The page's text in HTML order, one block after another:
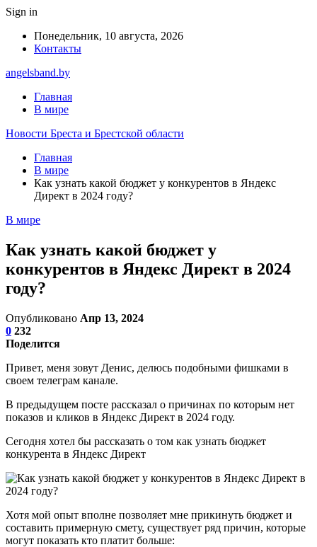
Sign in
Понедельник, 10 августа, 2026
Контакты
angelsband.by
Главная
В мире
Новости Бреста и Брестской области
Главная
В мире
Как узнать какой бюджет у конкурентов в Яндекс
Директ в 2024 году?
В мире
Как узнать какой бюджет у
конкурентов в Яндекс Директ в 2024
году?
Опубликовано Апр 13, 2024
0 232
Поделится
Привет, меня зовут Денис, делюсь подобными фишками в
своем телеграм канале.
В предыдущем посте рассказал о причинах по которым нет
показов и кликов в Яндекс Директ в 2024 году.
Сегодня хотел бы рассказать о том как узнать бюджет
конкурента в Яндекс Директ
Хотя мой опыт вполне позволяет мне прикинуть бюджет и
составить примерную смету, существует ряд причин, которые
могут показать кто платит больше: